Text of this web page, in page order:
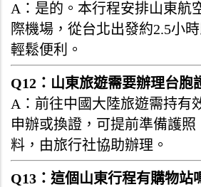
A：是的。本行程安排山東航
際機場，從台北出發約2.5小
輕鬆便利。
Q12：山東旅遊需要辦理台胞
A：前往中國大陸旅遊需持有
申辦或換證，可提前準備護照
料，由旅行社協助辦理。
Q13：這個山東行程有購物站